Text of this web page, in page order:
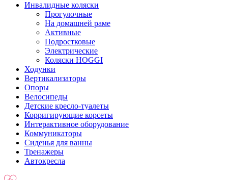
Инвалидные коляски
Прогулочные
На домашней раме
Активные
Подростковые
Электрические
Коляски HOGGI
Ходунки
Вертикализаторы
Опоры
Велосипеды
Детские кресло-туалеты
Корригирующие корсеты
Интерактивное оборудование
Коммуникаторы
Сиденья для ванны
Тренажеры
Автокресла